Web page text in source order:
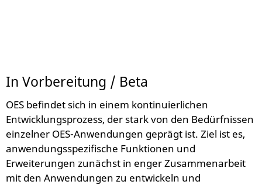
In Vorbereitung / Beta
OES befindet sich in einem kontinuierlichen
Entwicklungsprozess, der stark von den Bedürfnissen
einzelner OES-Anwendungen geprägt ist. Ziel ist es,
anwendungsspezifische Funktionen und
Erweiterungen zunächst in enger Zusammenarbeit
mit den Anwendungen zu entwickeln und